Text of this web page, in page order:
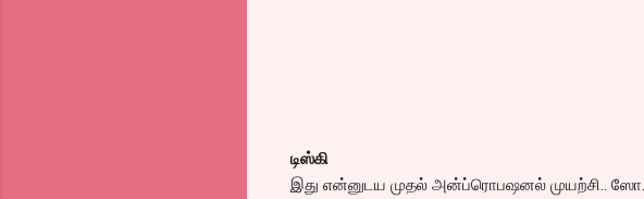
டிஸ்கி
இது என்னுடய முதல் அன்ப்ரொபஷனல் முயற்சி..